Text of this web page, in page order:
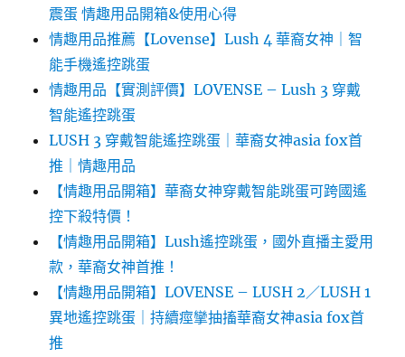
震蛋 情趣用品開箱&使用心得
情趣用品推薦【Lovense】Lush 4 華裔女神｜智
能手機遙控跳蛋
情趣用品【實測評價】LOVENSE – Lush 3 穿戴
智能遙控跳蛋
LUSH 3 穿戴智能遙控跳蛋｜華裔女神asia fox首
推｜情趣用品
【情趣用品開箱】華裔女神穿戴智能跳蛋可跨國遙
控下殺特價！
【情趣用品開箱】Lush遙控跳蛋，國外直播主愛用
款，華裔女神首推！
【情趣用品開箱】LOVENSE – LUSH 2／LUSH 1
異地遙控跳蛋｜持續痙攣抽搐華裔女神asia fox首
推